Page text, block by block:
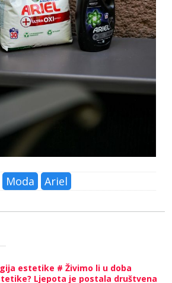
Moda Ariel
estetike # Živimo li u doba
Ljepota je postala društvena